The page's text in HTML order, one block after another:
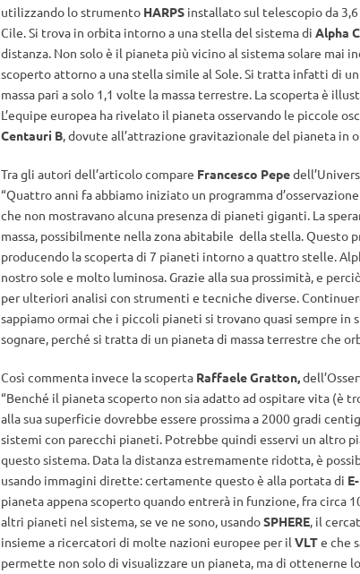
utilizzando lo strumento HARPSinstallato sul telescopio da
Cile. Si trova in orbita intorno a una stella del sistema di Alpha
distanza. Non solo è il pianeta più vicino al sistema solare mai
scoperto attorno a una stella simile al Sole. Si tratta infatti di
massa pari a solo 1,1 volte la massa terrestre. La scoperta è
L’equipe europea ha rivelato il pianeta osservando le piccole
Centauri B, dovute all’attrazione gravitazionale del pianeta in
Tra gli autori dell’articolo compare Francesco Pepe
“Quattro anni fa abbiamo iniziato un programma
che non mostravano alcuna presenza di pianeti giganti. La
massa, possibilmente nella zona abitabile della stella. Questo
producendo la scoperta di 7 pianeti intorno a quattro stelle.
nostro sole e molto luminosa. Grazie alla sua prossimità, e
per ulteriori analisi con strumenti e tecniche diverse.
sappiamo ormai che i piccoli pianeti si trovano quasi sempre in
sognare, perché si tratta di un pianeta di massa terrestre che
Così commenta invece la scoperta Raffaele Gratton,
“Benché il pianeta scoperto non sia adatto ad ospitare vita (è
alla sua superficie dovrebbe essere prossima a 2000 gradi
sistemi con parecchi pianeti. Potrebbe quindi esservi un altro
questo sistema. Data la distanza estremamente ridotta, è
usando immagini dirette: certamente questo è alla portata di
pianeta appena scoperto quando entrerà in funzione, fra circa
altri pianeti nel sistema, se ve ne sono, usandoSPHERE, il
insieme a ricercatori di molte nazioni europee per il VLTe che
permette non solo di visualizzare un pianeta, ma di ottenerne